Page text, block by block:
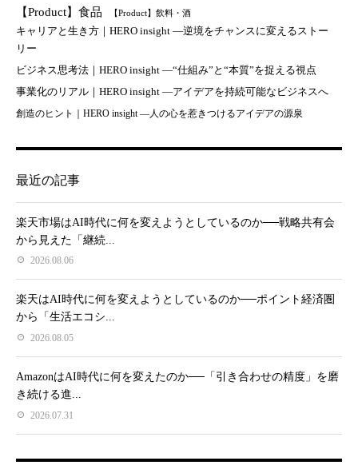
【Product】食品 【Product】飲料・酒
キャリアと生き方｜HERO insight —逆境をチャンスに変えるストー
リー
ビジネス思考法｜HERO insight —“仕組み”と“本質”を捉える視点
事業化のリアル｜HERO insight —アイデアを持続可能なビジネスへ
創造のヒント｜HERO insight —人の心を惹きつけるアイデアの源泉
最近の記事
楽天市場はAI時代に何を変えようとしているのか──戦略共有会
から見えた「継続...
2026.08.06
楽天はAI時代に何を変えようとしているのか──ポイント経済圏
から「生活エコシ...
2026.08.05
AmazonはAI時代に何を変えたのか──「引き合わせの精度」を磨
き続ける進...
2026.07.31